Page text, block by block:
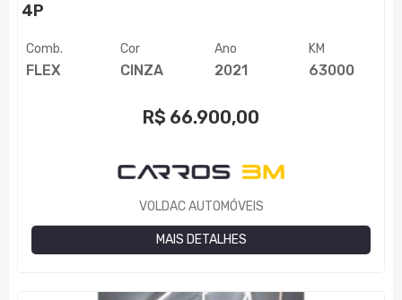
4P
Comb.
FLEX
Cor
CINZA
Ano
2021
KM
63000
R$ 66.900,00
VOLDAC AUTOMÓVEIS
MAIS DETALHES